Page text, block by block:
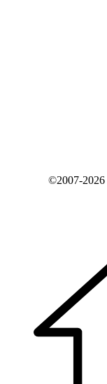
©2007-2026